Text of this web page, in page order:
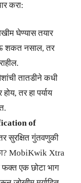
करा:
घेण्यास तयार
शकत नसाल, तर
तातडीने कधी
तर हा पर्याय
of
सुरक्षित गुंतवणुकी
MobiKwik Xtra
फक्त एक छोटा भाग